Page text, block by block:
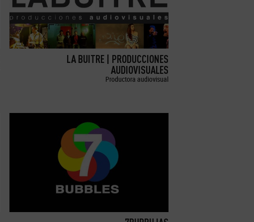
LA BUITRE | PRODUCCIONES
AUDIOVISUALES
Productora audiovisual